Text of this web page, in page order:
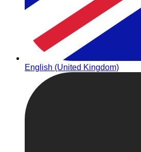
English (United Kingdom)